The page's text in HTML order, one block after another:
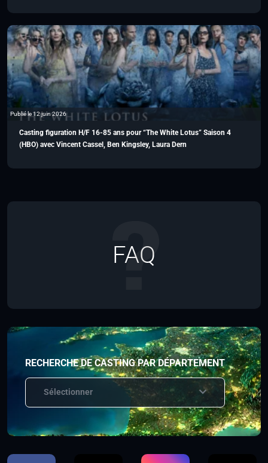
Publié le 12 juin 2026
Casting figuration H/F 16-85 ans pour “The White Lotus” Saison 4
(HBO) avec Vincent Cassel, Ben Kingsley, Laura Dern
FAQ
RECHERCHE DE CASTING PAR DÉPARTEMENT
Sélectionner